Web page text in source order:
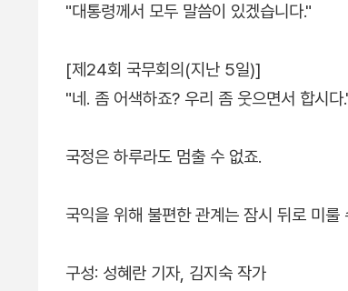
"대통령께서 모두 말씀이 있겠습니다."
[제24회 국무회의(지난 5일)]
"네. 좀 어색하죠? 우리 좀 웃으면서 합시다
국정은 하루라도 멈출 수 없죠.
국익을 위해 불편한 관계는 잠시 뒤로 미룰
구성: 성혜란 기자, 김지숙 작가